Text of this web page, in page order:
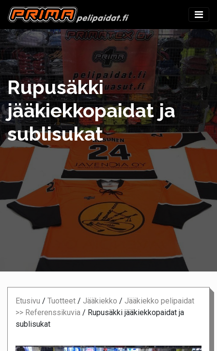
Rupusäkki
jääkiekkopaidat ja
sublisukat
Etusivu / Tuotteet / Jääkiekko / Jääkiekko pelipaidat
>> Referenssikuvia / Rupusäkki jääkiekkopaidat ja
sublisukat